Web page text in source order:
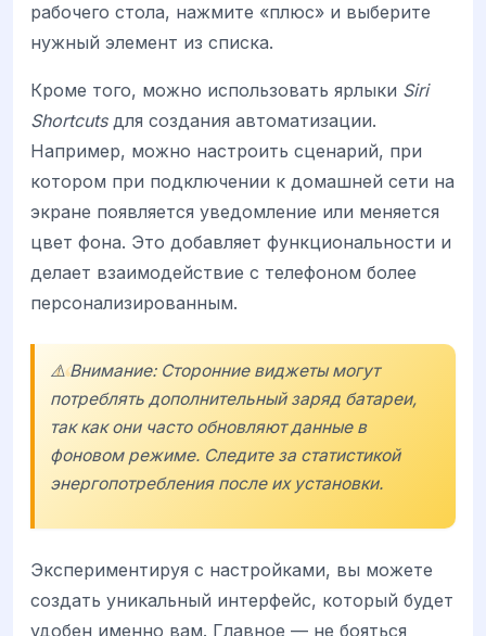
рабочего стола, нажмите «плюс» и выберите
нужный элемент из списка.
Кроме того, можно использовать ярлыки Siri
Shortcutsдля создания автоматизации.
Например, можно настроить сценарий, при
котором при подключении к домашней сети на
экране появляется уведомление или меняется
цвет фона. Это добавляет функциональности и
делает взаимодействие с телефоном более
персонализированным.
⚠️ Внимание: Сторонние виджеты могут
потреблять дополнительный заряд батареи,
так как они часто обновляют данные в
фоновом режиме. Следите за статистикой
энергопотребления после их установки.
Экспериментируя с настройками, вы можете
создать уникальный интерфейс, который будет
удобен именно вам. Главное — не бояться